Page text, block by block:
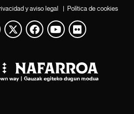
y aviso legal | Política de cookies
Twitter
Facebook
Youtube
Flickr